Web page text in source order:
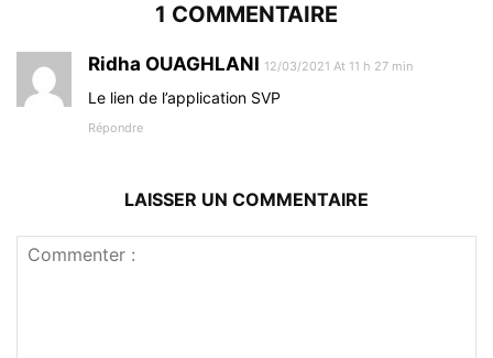
1 COMMENTAIRE
Ridha OUAGHLANI 12/03/2021 At 11 h 27 min
Le lien de l’application SVP
Répondre
LAISSER UN COMMENTAIRE